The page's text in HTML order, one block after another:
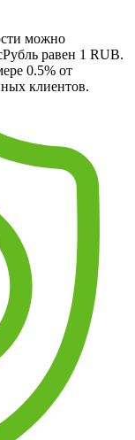
можно
равен 1 RUB.
0.5% от
клиентов.